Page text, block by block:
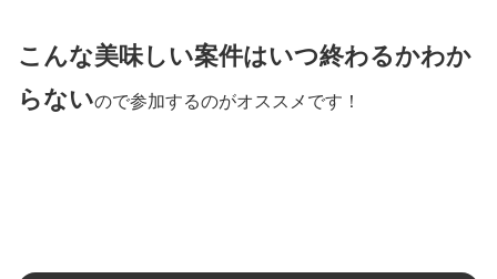
こんな美味しい案件はいつ終わるかわか
らないので参加するのがオススメです！